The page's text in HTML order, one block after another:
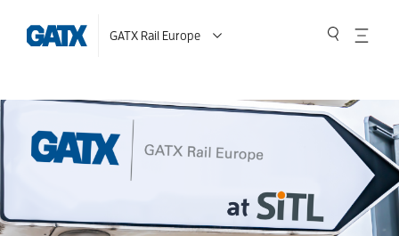
GATX Rail Europe